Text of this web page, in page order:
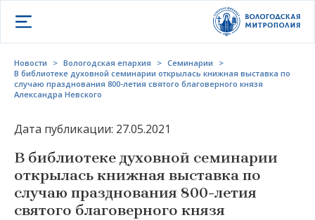
Открыть меню
Новости > Вологодская епархия > Семинарии
>
В библиотеке духовной семинарии открылась книжная выставка по
случаю празднования 800-летия святого благоверного князя
Александра Невского
Дата публикации: 27.05.2021
В библиотеке духовной семинарии
открылась книжная выставка по
случаю празднования 800-летия
святого благоверного князя